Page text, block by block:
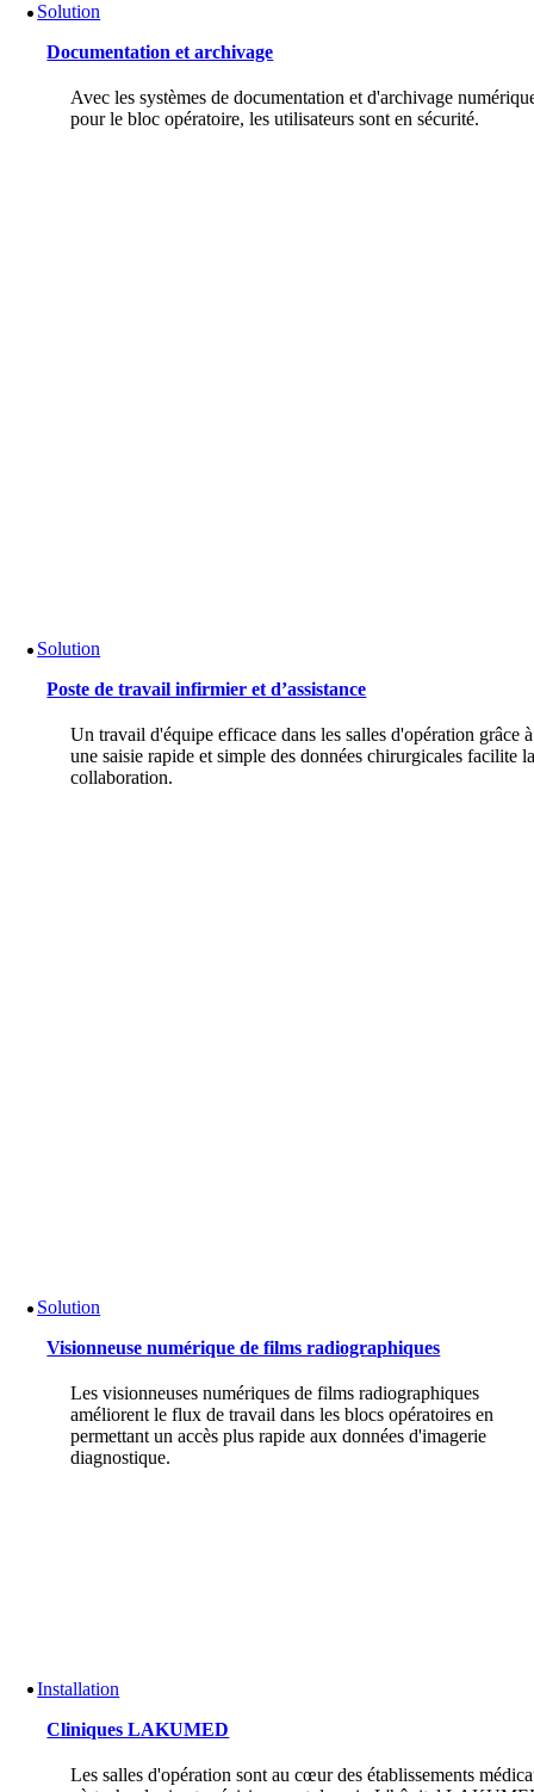
Solution
Documentation et archivage
Avec les systèmes de documentation et d'archivage
pour le bloc opératoire, les utilisateurs sont en sécurité.
Solution
Poste de travail infirmier et d’assistance
Un travail d'équipe efficace dans les salles d'opération grâce à
une saisie rapide et simple des données chirurgicales facilite
collaboration.
Solution
Visionneuse numérique de films radiographiques
Les visionneuses numériques de films radiographiques
améliorent le flux de travail dans les blocs opératoires en
permettant un accès plus rapide aux données d'imagerie
diagnostique.
Installation
Cliniques LAKUMED
Les salles d'opération sont au cœur des établissements